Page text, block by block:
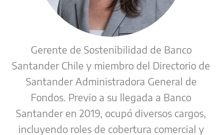
Gerente de Sostenibilidad de Banco
Santander Chile y miembro del Directorio de
Santander Administradora General de
Fondos. Previo a su llegada a Banco
Santander en 2019, ocupó diversos cargos,
incluyendo roles de cobertura comercial y